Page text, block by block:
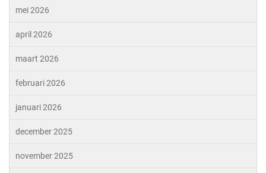
mei 2026
april 2026
maart 2026
februari 2026
januari 2026
december 2025
november 2025